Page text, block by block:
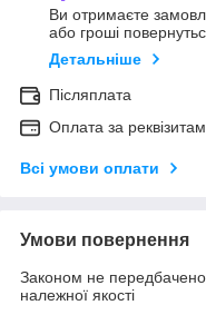
Ви отримаєте
або гроші
Детальніше
Післяплата
Оплата за
Всі умови оплати
Умови повернення
Законом не
належної якості